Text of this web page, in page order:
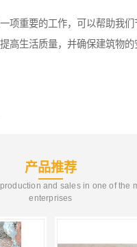
项重要的工作，可以帮助我们
高生活质量，并确保建筑物的
产品推荐
and sales in one of the
enterprises